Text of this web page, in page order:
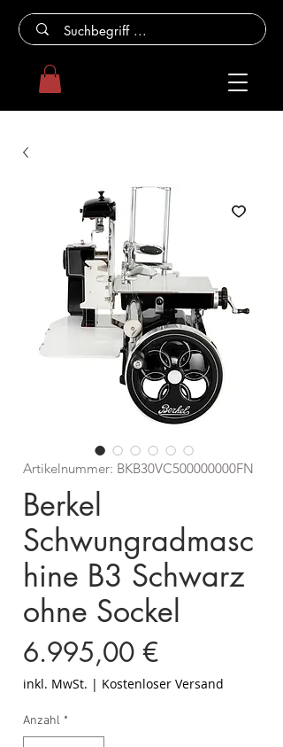
Artikelnummer: BKB30VC500000000FN
Berkel
Schwungradmasc
hine B3 Schwarz
ohne Sockel
6.995,00 €Preis
inkl. MwSt. | Kostenloser Versand
Anzahl *